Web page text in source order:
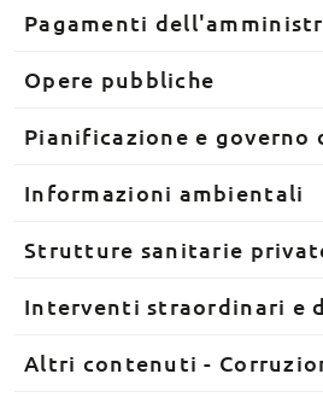
Pagamenti
Opere pubbliche
Pianificazione e
Informazioni ambientali
Strutture sanitarie
Interventi straordinari e
Altri contenuti -